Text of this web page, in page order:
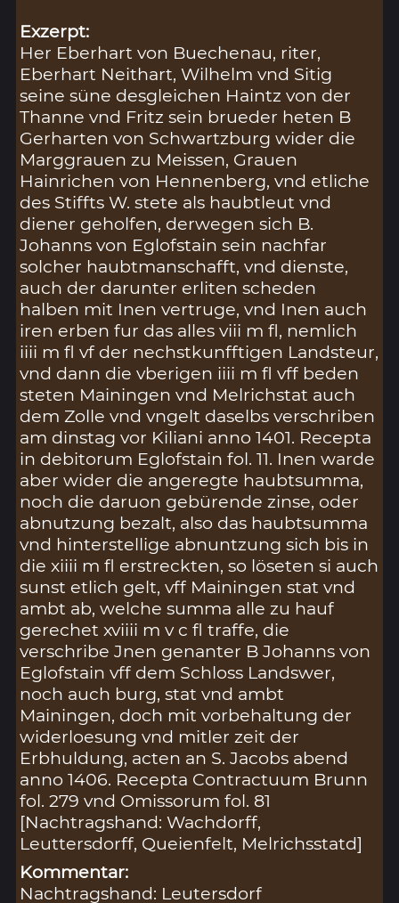
Exzerpt:
Her Eberhart von Buechenau, riter,
Eberhart Neithart, Wilhelm vnd Sitig
seine süne desgleichen Haintz von der
Thanne vnd Fritz sein brueder heten B
Gerharten von Schwartzburg wider die
Marggrauen zu Meissen, Grauen
Hainrichen von Hennenberg, vnd etliche
des Stiffts W. stete als haubtleut vnd
diener geholfen, derwegen sich B.
Johanns von Eglofstain sein nachfar
solcher haubtmanschafft, vnd dienste,
auch der darunter erliten scheden
halben mit Inen vertruge, vnd Inen auch
iren erben fur das alles viii m fl, nemlich
iiii m fl vf der nechstkunfftigen Landsteur,
vnd dann die vberigen iiii m fl vff beden
steten Mainingen vnd Melrichstat auch
dem Zolle vnd vngelt daselbs verschriben
am dinstag vor Kiliani anno 1401. Recepta
in debitorum Eglofstain fol. 11. Inen warde
aber wider die angeregte haubtsumma,
noch die daruon gebürende zinse, oder
abnutzung bezalt, also das haubtsumma
vnd hinterstellige abnuntzung sich bis in
die xiiii m fl erstreckten, so löseten si auch
sunst etlich gelt, vff Mainingen stat vnd
ambt ab, welche summa alle zu hauf
gerechet xviiii m v c fl traffe, die
verschribe Jnen genanter B Johanns von
Eglofstain vff dem Schloss Landswer,
noch auch burg, stat vnd ambt
Mainingen, doch mit vorbehaltung der
widerloesung vnd mitler zeit der
Erbhuldung, acten an S. Jacobs abend
anno 1406. Recepta Contractuum Brunn
fol. 279 vnd Omissorum fol. 81
[Nachtragshand: Wachdorff,
Leuttersdorff, Queienfelt, Melrichsstatd]
Kommentar:
Nachtragshand: Leutersdorf